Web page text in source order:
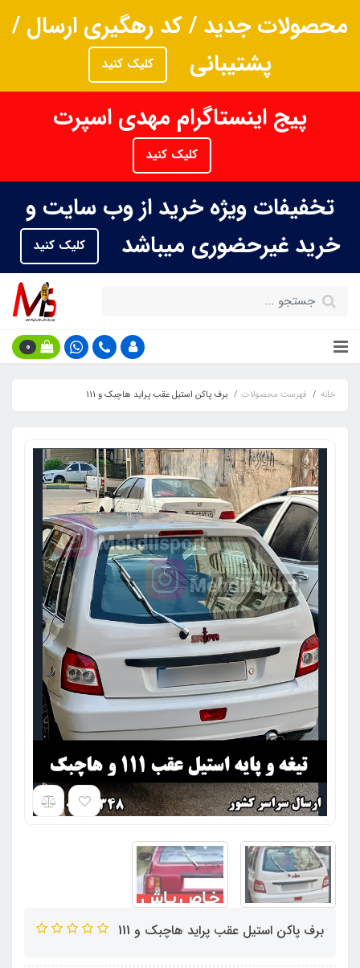
محصولات جدید / کد رهگیری ارسال /
پشتیبانی
کلیک کنید
پیج اینستاگرام مهدی اسپرت
کلیک کنید
تخفیفات ویژه خرید از وب سایت و
خرید غیرحضوری میباشد
کلیک کنید
0
خانه فهرست محصولات برف پاکن استیل عقب پراید هاچبک و 111
برف پاکن استیل عقب پراید هاچبک و 111